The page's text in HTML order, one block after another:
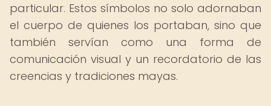
particular. Estos símbolos no solo adornaban
el cuerpo de quienes los portaban, sino que
también servían como una forma de
comunicación visual y un recordatorio de las
creencias y tradiciones mayas.